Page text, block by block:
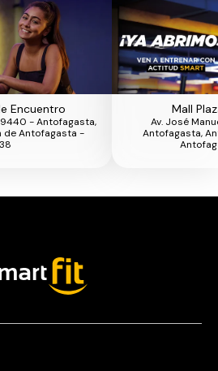
Encuentro
9440 - Antofagasta,
de Antofagasta -
Mall
Av. José
Antofagasta,